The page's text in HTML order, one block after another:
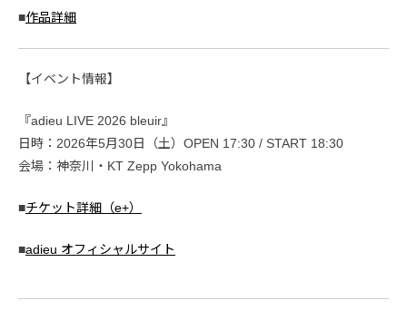
■作品詳細
【イベント情報】
『adieu LIVE 2026 bleuir』
日時：2026年5月30日（土）OPEN 17:30 / START 18:30
会場：神奈川・KT Zepp Yokohama
■チケット詳細（e+）
■adieu オフィシャルサイト